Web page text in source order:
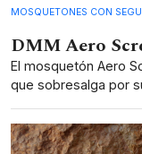
MOSQUETONES CON
DMM Aero
El mosquetón Aero
que sobresalga por